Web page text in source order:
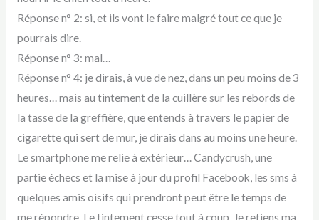
Réponse n° 2: si, et ils vont le faire malgré tout ce que je
pourrais dire.
Réponse n° 3: mal…
Réponse n° 4: je dirais, à vue de nez, dans un peu moins de 3
heures… mais au tintement de la cuillère sur les rebords de
la tasse de la greffière, que entends à travers le papier de
cigarette qui sert de mur, je dirais dans au moins une heure.
Le smartphone me relie à extérieur… Candycrush, une
partie échecs et la mise à jour du profil Facebook, les sms à
quelques amis oisifs qui prendront peut être le temps de
me répondre. Le tintement cesse tout à coup. Je retiens ma